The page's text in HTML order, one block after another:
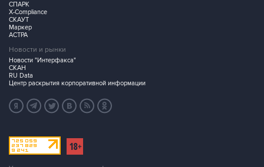
СПАРК
X-Compliance
СКАУТ
Маркер
АСТРА
Новости и рынки
Новости "Интерфакса"
СКАН
RU Data
Центр раскрытия корпоративной информации